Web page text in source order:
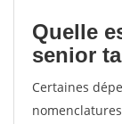
Quelle
senior
Certaines